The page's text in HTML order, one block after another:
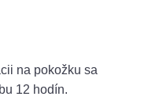
na pokožku sa
12 hodín.